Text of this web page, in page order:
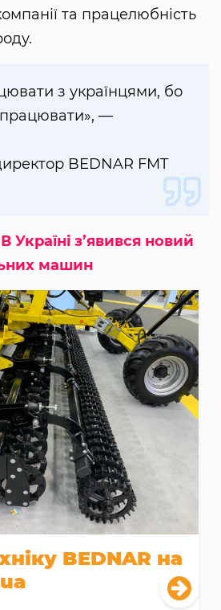
та працелюбність
з українцями, бо
—
BEDNAR FMT
В Україні з’явився новий
машин
BEDNAR на